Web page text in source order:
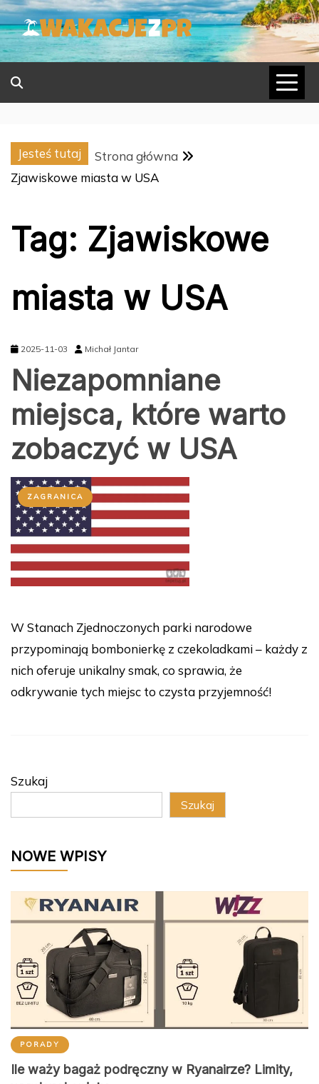
Skip
to
content
Jesteś tutaj
Strona główna
Zjawiskowe miasta w USA
Tag: Zjawiskowe
miasta w USA
2025-11-03 Michał Jantar
Niezapomniane
miejsca, które warto
zobaczyć w USA
ZAGRANICA
W Stanach Zjednoczonych parki narodowe
przypominają bombonierkę z czekoladkami – każdy z
nich oferuje unikalny smak, co sprawia, że
odkrywanie tych miejsc to czysta przyjemność!
Szukaj
Szukaj
NOWE WPISY
PORADY
Ile waży bagaż podręczny w Ryanairze? Limity,